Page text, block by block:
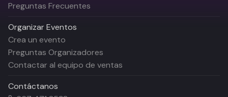
Preguntas Frecuentes
Organizar Eventos
Crea un evento
Preguntas Organizadores
Contactar al equipo de ventas
Contáctanos